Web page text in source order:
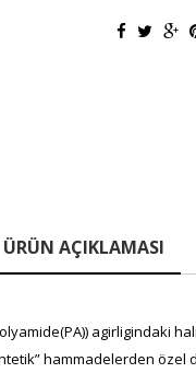
ÜRÜN AÇIKLAMASI
agirligindaki
hammadelerden